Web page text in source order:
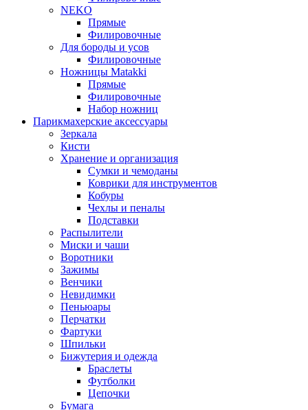
NEKO
Прямые
Филировочные
Для бороды и усов
Филировочные
Ножницы Matakki
Прямые
Филировочные
Набор ножниц
Парикмахерские аксессуары
Зеркала
Кисти
Хранение и организация
Сумки и чемоданы
Коврики для инструментов
Кобуры
Чехлы и пеналы
Подставки
Распылители
Миски и чаши
Воротники
Зажимы
Венчики
Невидимки
Пеньюары
Перчатки
Фартуки
Шпильки
Бижутерия и одежда
Браслеты
Футболки
Цепочки
Бумага